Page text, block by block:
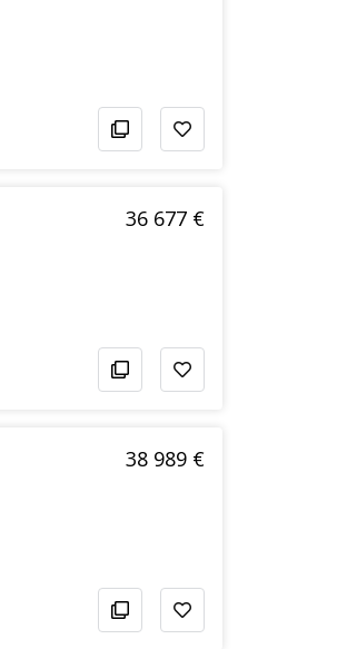
36 677 €
38 989 €